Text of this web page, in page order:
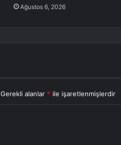
Ağustos 6, 2026
Gerekli alanlar * ile işaretlenmişlerdir